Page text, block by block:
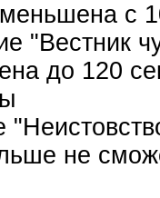
с
"Вестник
до 120
не